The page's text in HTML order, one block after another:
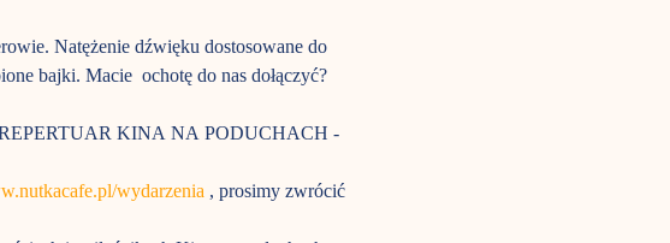
Natężenie dźwięku dostosowane do
bajki. Macie  ochotę do nas dołączyć?
REPERTUAR KINA NA PODUCHACH -
wydarzenia , prosimy zwrócić